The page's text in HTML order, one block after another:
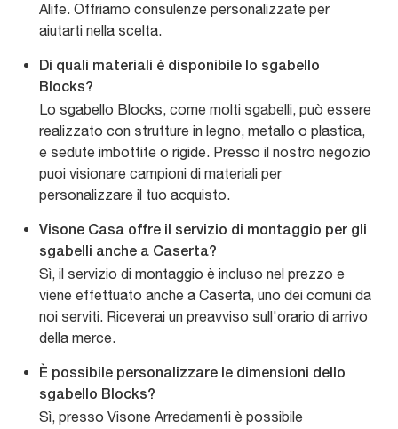
Alife. Offriamo consulenze personalizzate per
aiutarti nella scelta.
Di quali materiali è disponibile lo sgabello
Blocks?
Lo sgabello Blocks, come molti sgabelli, può essere
realizzato con strutture in legno, metallo o plastica,
e sedute imbottite o rigide. Presso il nostro negozio
puoi visionare campioni di materiali per
personalizzare il tuo acquisto.
Visone Casa offre il servizio di montaggio per gli
sgabelli anche a Caserta?
Sì, il servizio di montaggio è incluso nel prezzo e
viene effettuato anche a Caserta, uno dei comuni da
noi serviti. Riceverai un preavviso sull'orario di arrivo
della merce.
È possibile personalizzare le dimensioni dello
sgabello Blocks?
Sì, presso Visone Arredamenti è possibile